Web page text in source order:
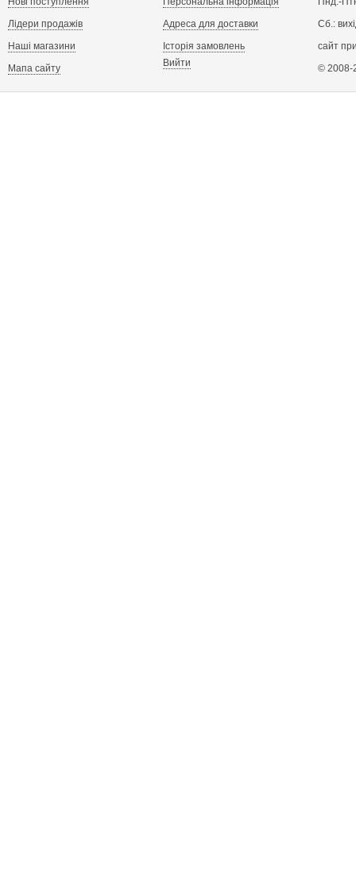
Лідери продажів
Наші магазини
Мапа сайту
Адреса для доставки
Історія замовлень
Вийти
Сб.:
сайт
© 2008-